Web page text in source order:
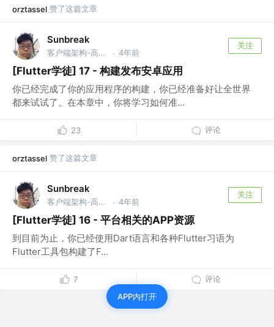
orztassel 赞了这篇文章
Sunbreak
客户端架构-高级工程师 @蚂蚁集团（上海） · 4年前
关注
[Flutter学徒] 17 - 构建发布安卓应用
你已经完成了你的应用程序的构建，你已经准备好让全世界
都来试试了。在本章中，你将学习如何准...
23 评论
orztassel 赞了这篇文章
Sunbreak
客户端架构-高级工程师 @蚂蚁集团（上海） · 4年前
关注
[Flutter学徒] 16 - 平台相关的APP资源
到目前为止，你已经使用Dart语言和各种Flutter习语为
Flutter工具包构建了F...
7
评论
APP内打开